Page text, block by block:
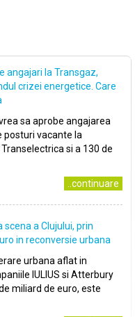
angajari la Transgaz,
crizei energetice. Care
sa aprobe angajarea
posturi vacante la
si a 130 de
..continuare
a Clujului, prin
in reconversie urbana
urbana aflat in
IULIUS si Atterbury
miliard de euro, este